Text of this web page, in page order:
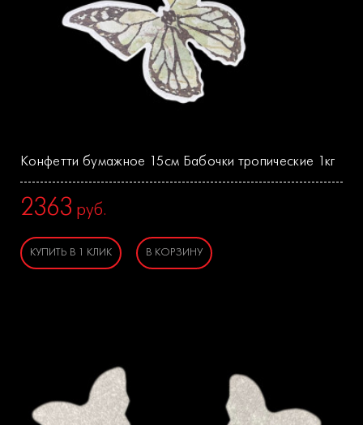
Конфетти бумажное 15см Бабочки тропические 1кг
2363 руб.
КУПИТЬ В 1 КЛИК В КОРЗИНУ